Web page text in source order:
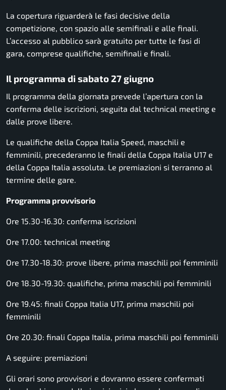
La copertura riguarderà le fasi decisive della
competizione, con spazio alle semifinali e alle finali.
L’accesso al pubblico sarà gratuito per tutte le fasi di
gara, comprese qualifiche, semifinali e finali.
Il programma di sabato 27 giugno
Il programma della giornata prevede l’apertura con la
conferma delle iscrizioni, seguita dal technical meeting e
dalle prove libere.
Le qualifiche della Coppa Italia Speed, maschili e
femminili, precederanno le finali della Coppa Italia U17 e
della Coppa Italia assoluta. Le premiazioni si terranno al
termine delle gare.
Programma provvisorio
Ore 15.30-16.30: conferma iscrizioni
Ore 17.00: technical meeting
Ore 17.30-18.30: prove libere, prima maschili poi femminili
Ore 18.30-19.30: qualifiche, prima maschili poi femminili
Ore 19.45: finali Coppa Italia U17, prima maschili poi
femminili
Ore 20.30: finali Coppa Italia, prima maschili poi femminili
A seguire: premiazioni
Gli orari sono provvisori e dovranno essere confermati